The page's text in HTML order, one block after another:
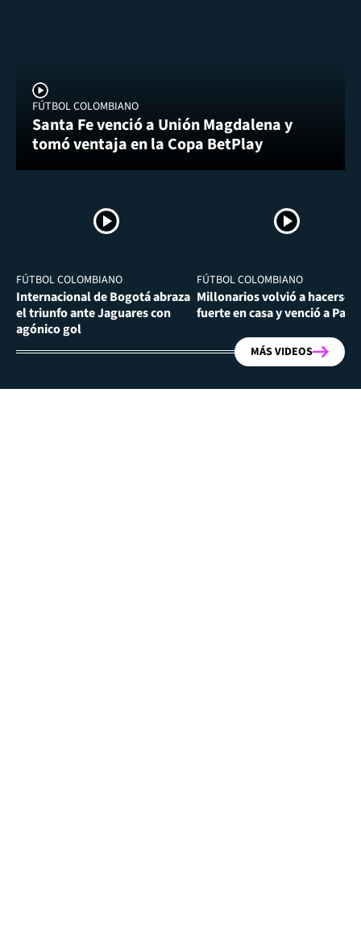
FÚTBOL COLOMBIANO
Santa Fe venció a Unión Magdalena y
tomó ventaja en la Copa BetPlay
FÚTBOL COLOMBIANO
Internacional de Bogotá abraza
el triunfo ante Jaguares con
agónico gol
FÚTBOL COLOMBIANO
Millonarios volvió a hacerse
fuerte en casa y venció a
MÁS VIDEOS